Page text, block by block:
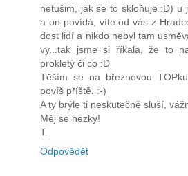
netušim, jak se to skloňuje :D) u
a on povídá, víte od vás z
dost lidí a nikdo nebyl tam
vy...tak jsme si říkala, že to
prokletý či co :D
Těším se na březnovou
povíš příště. :-)
A ty brýle ti neskutečně sluší,
Měj se hezky!
T.
Odpovědět